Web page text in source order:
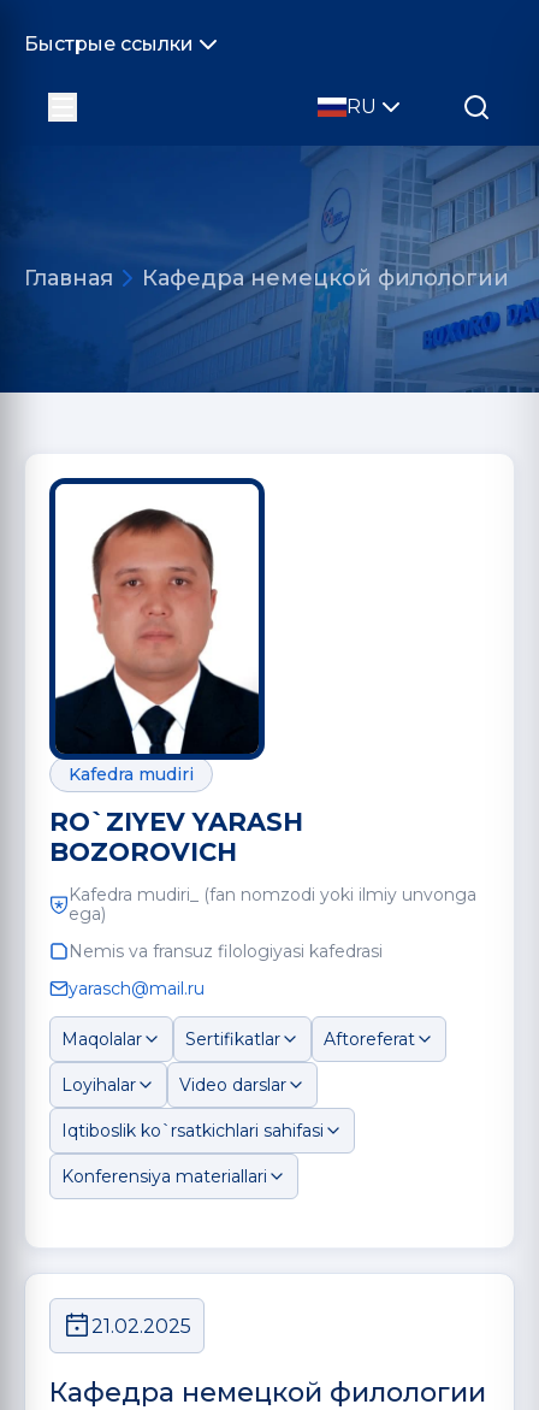
Быстрые ссылки
RU
Главная Кафедра немецкой филологии
Kafedra mudiri
RO`ZIYEV YARASH
BOZOROVICH
Kafedra mudiri_ (fan nomzodi yoki ilmiy unvonga
ega)
Nemis va fransuz filologiyasi kafedrasi
yarasch@mail.ru
Maqolalar Sertifikatlar Aftoreferat
Loyihalar Video darslar
Iqtiboslik ko`rsatkichlari sahifasi
Konferensiya materiallari
21.02.2025
Кафедра немецкой филологии